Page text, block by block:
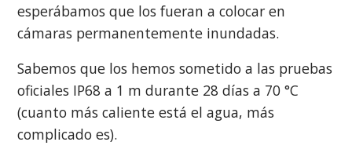
esperábamos que los fueran a colocar en
cámaras permanentemente inundadas.
Sabemos que los hemos sometido a las pruebas
oficiales IP68 a 1 m durante 28 días a 70 °C
(cuanto más caliente está el agua, más
complicado es).